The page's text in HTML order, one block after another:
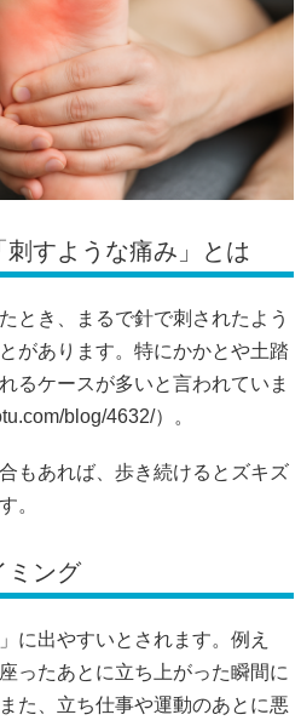
すような痛み」とは
とき、まるで針で刺されたよう
があります。特にかかとや土踏
るケースが多いと言われていま
blog/4632/）。
もあれば、歩き続けるとズキズ
。
ミング
に出やすいとされます。例え
ったあとに立ち上がった瞬間に
た、立ち仕事や運動のあとに悪